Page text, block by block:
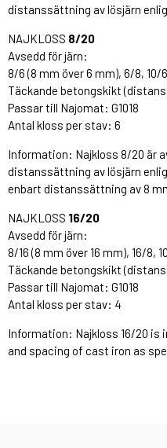
distanssättning av lösjärn
NAJKLOSS 8/20
Avsedd för järn:
8/6 (8 mm över 6 mm), 6/8, 10/
Täckande betongskikt
Passar till Najomat: G1018
Antal kloss per stav: 6
Information: Najkloss 8/20 är
distanssättning av lösjärn
enbart distanssättning av 8
NAJKLOSS 16/20
Avsedd för järn:
8/16 (8 mm över 16 mm), 16/8,
Täckande betongskikt
Passar till Najomat: G1018
Antal kloss per stav: 4
Information: Najkloss 16/20 is
and spacing of cast iron as